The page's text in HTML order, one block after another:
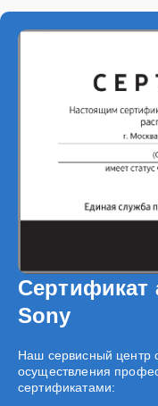
Сертификат
Sony
Наш сервисный центр
осуществления
сертификатами: